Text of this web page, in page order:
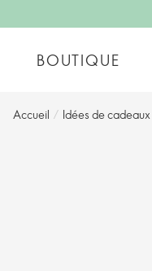
BOUTIQUE
Accueil / Idées de cadeaux